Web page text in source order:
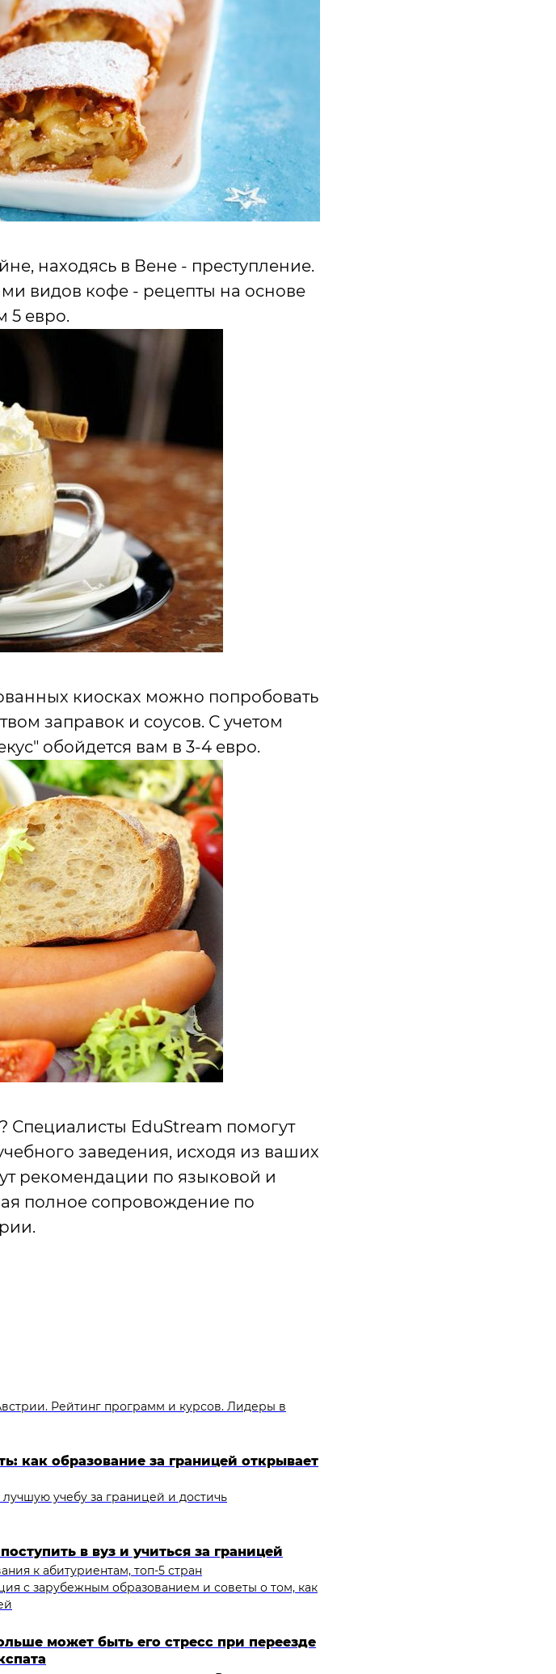
находясь в Вене - преступление.
видов кофе - рецепты на основе
5 евро.
киосках можно попробовать
заправок и соусов. С учетом
обойдется вам в 3-4 евро.
Специалисты EduStream помогут
заведения, исходя из ваших
рекомендации по языковой и
полное сопровождение по
Рейтинг программ и курсов. Лидеры в
как образование за границей открывает
учебу за границей и достичь
в вуз и учиться за границей
к абитуриентам, топ-5 стран
с зарубежным образованием и советы о том, как
может быть его стресс при переезде